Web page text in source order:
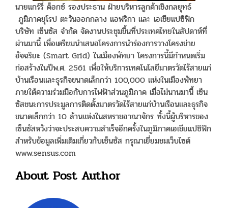
นายแกร์รี่ ค็อกซ์ รองประธาน ฝ่ายบริหารลูกค้าเชิงกลยุทธ์
ภูมิภาคยุโรป ตะวันออกกลาง แอฟริกา และ เอเชียแปซิฟิก
บริษัท เซ็นซัส จำกัด จัดงานประชุมขึ้นที่ประเทศไทยในสัปดาห์ที่
ผ่านมานี้ เพื่อเตรียมนำเสนอโครงการนำร่องการวางโครงข่าย
อัจฉริยะ (Smart Grid) ในเมืองพัทยา โครงการนี้มีกำหนดเริ่ม
ก่อสร้างในปีพ.ศ. 2561 เพื่อให้บริการเทคโนโลยีมาตรวัดไร้สายแก่
บ้านเรือนและธุรกิจขนาดเล็กกว่า 100,000 แห่งในเมืองพัทยา
ภายใต้ความร่วมมือกับการไฟฟ้าส่วนภูมิภาค เมื่อไม่นานมานี้ เซ็น
ซัสชนะการประมูลการติดตั้งมาตรวัดไร้สายแก่บ้านเรือนและธุรกิจ
ขนาดเล็กกว่า 10 ล้านแห่งในสหราชอาณาจักร ทั้งนี้ผู้บริหารของ
เซ็นซัสหวังว่าจะประสบความสำเร็จอีกครั้งในภูมิภาคเอเชียแปซิฟิก
สำหรับข้อมูลเพิ่มเติมเกี่ยวกับเซ็นซัส กรุณาเยี่ยมชมเว็บไซต์
www.sensus.com
About Post Author